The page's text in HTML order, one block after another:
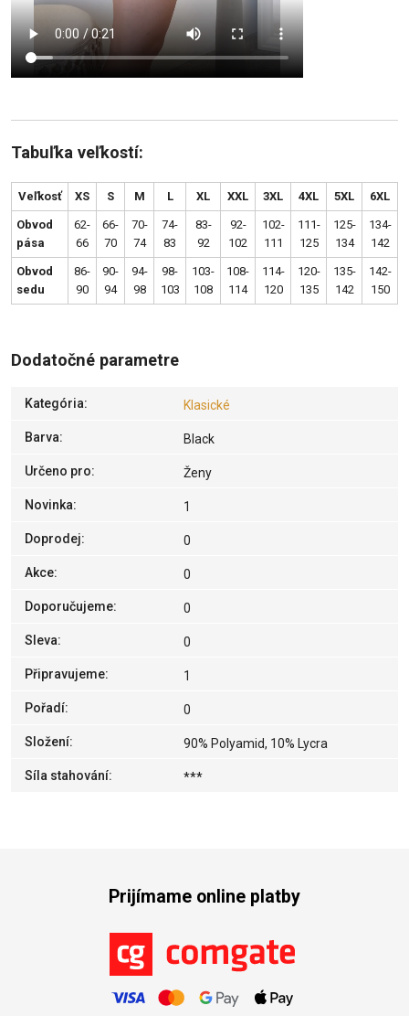
Tabuľka veľkostí:
Veľkosť XS S M L XL XXL 3XL 4XL 5XL 6XL
Obvod
pása
62-
66
66-
70
70-
74
74-
83
83-
92
92-
102
102-
111
111-
125
125-
134
134-
142
Obvod
sedu
86-
90
90-
94
94-
98
98-
103
103-
108
108-
114
114-
120
120-
135
135-
142
142-
150
Dodatočné parametre
Kategória: Klasické
Barva: Black
Určeno pro: Ženy
Novinka: 1
Doprodej: 0
Akce: 0
Doporučujeme: 0
Sleva: 0
Připravujeme: 1
Pořadí: 0
Složení: 90% Polyamid, 10% Lycra
Síla stahování: ***
Prijímame online platby